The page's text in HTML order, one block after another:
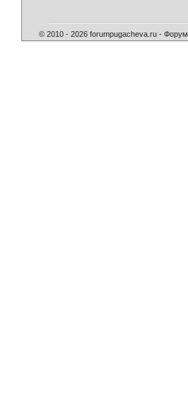
© 2010 - 2026 forumpugacheva.ru -